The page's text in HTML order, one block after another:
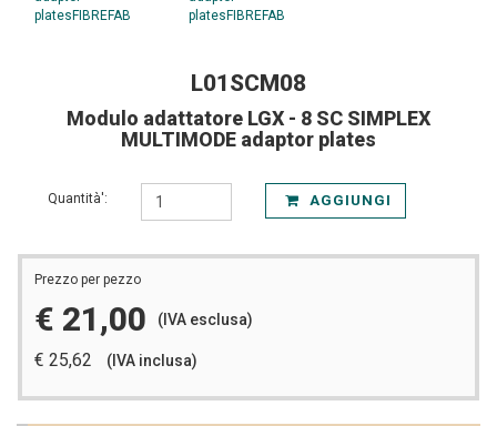
L01SCM08
Modulo adattatore LGX - 8 SC SIMPLEX
MULTIMODE adaptor plates
Quantità': AGGIUNGI
Prezzo per pezzo
€ 21,00 (IVA esclusa)
€ 25,62 (IVA inclusa)